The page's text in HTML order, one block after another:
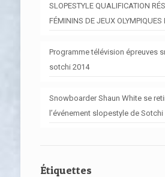
SLOPESTYLE QUALIFICATION
FÉMININS DE JEUX OLYMPIQUES
Programme télévision épreuves
sotchi 2014
Snowboarder Shaun White se
l’événement slopestyle de Sotchi
Étiquettes